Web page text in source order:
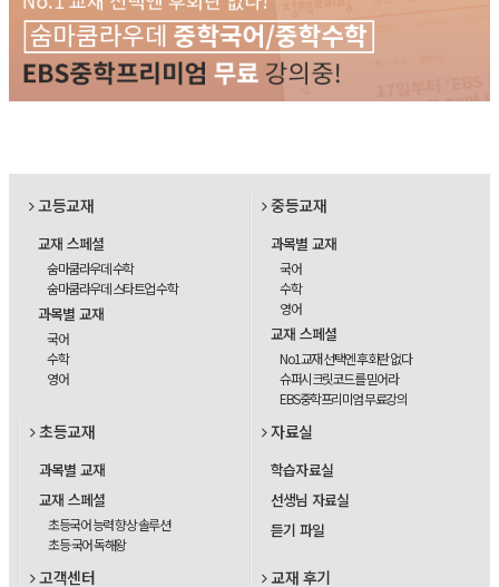
고등교재
교재 스페셜
숨마쿰라우데 수학
숨마쿰라우데 스타트업 수학
과목별 교재
국어
수학
영어
중등교재
과목별 교재
국어
수학
영어
교재 스페셜
No1교재 선택엔 후회란 없다
슈퍼시크릿코드를 믿어라
EBS중학프리미엄 무료강의
초등교재
과목별 교재
교재 스페셜
초등국어 능력 향상 솔루션
초등 국어 독해왕
자료실
학습자료실
선생님 자료실
듣기 파일
고객센터 교재 후기